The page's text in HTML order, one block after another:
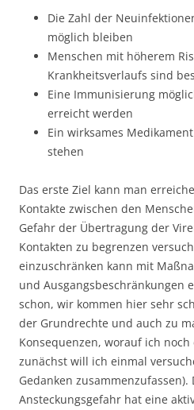
Die Zahl der
möglich bleiben
Menschen mit höherem
Krankheitsverlaufs sind
Eine Immunisierung
erreicht werden
Ein wirksames
stehen
Das erste Ziel kann man
Kontakte zwischen den
Gefahr der Übertragung der
Kontakten zu begrenzen
einzuschränken kann mit
und Ausgangsbeschränkungen
schon, wir kommen hier sehr
der Grundrechte und auch zu
Konsequenzen, worauf ich
zunächst will ich einmal
Gedanken zusammenzufassen).
Ansteckungsgefahr hat eine